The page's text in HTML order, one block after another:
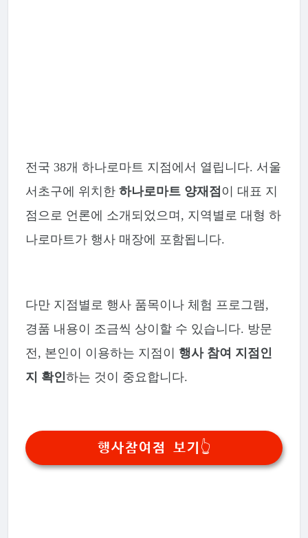
전국 38개 하나로마트 지점에서 열립니다. 서울
서초구에 위치한 하나로마트 양재점 이 대표 지
점으로 언론에 소개되었으며, 지역별로 대형 하
나로마트가 행사 매장에 포함됩니다.
다만 지점별로 행사 품목이나 체험 프로그램,
경품 내용이 조금씩 상이할 수 있습니다. 방문
전, 본인이 이용하는 지점이 행사 참여 지점인
지 확인하는 것이 중요합니다.
행사참여점 보기👆